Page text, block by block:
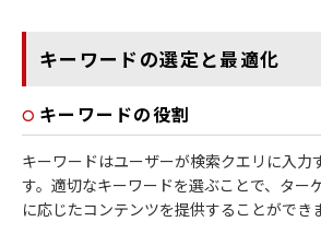
キーワードの選定と最適化
キーワードの役割
キーワードはユーザーが検索クエリに入力
す。適切なキーワードを選ぶことで、ター
に応じたコンテンツを提供することができ